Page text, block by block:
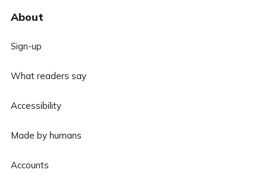
About
Sign-up
What readers say
Accessibility
Made by humans
Accounts